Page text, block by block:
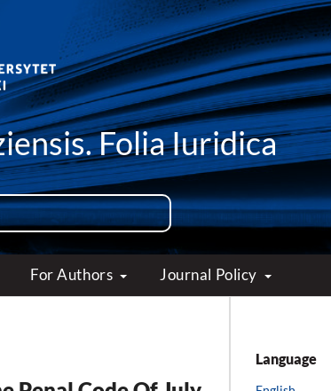
Folia Iuridica
For Authors Journal Policy
Language